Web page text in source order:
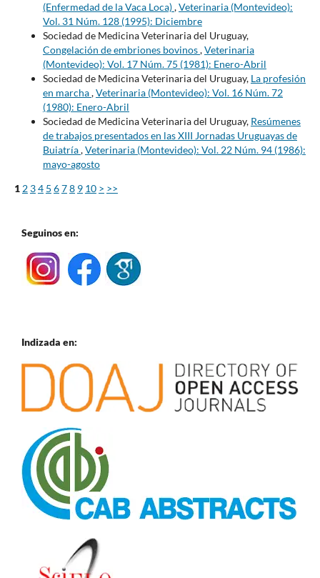
(Enfermedad de la Vaca Loca),Veterinaria (Montevideo):
Vol. 31 Núm. 128 (1995): Diciembre
Sociedad de Medicina Veterinaria del Uruguay,
Congelación de embriones bovinos,Veterinaria
(Montevideo): Vol. 17 Núm. 75 (1981): Enero-Abril
Sociedad de Medicina Veterinaria del Uruguay, La profesión
en marcha,Veterinaria (Montevideo): Vol. 16 Núm. 72
(1980): Enero-Abril
Sociedad de Medicina Veterinaria del Uruguay, Resúmenes
de trabajos presentados en las XIII Jornadas Uruguayas de
Buiatría,Veterinaria (Montevideo): Vol. 22 Núm. 94 (1986):
mayo-agosto
1 2 34 5 678 9 10 > >>
Seguinos en:
Indizada en: